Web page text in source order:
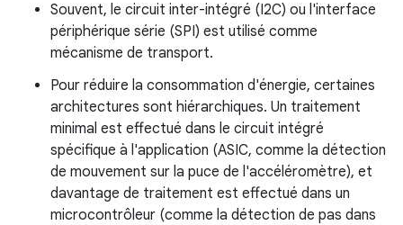
Souvent, le circuit inter-intégré (I2C) ou l'interface
périphérique série (SPI) est utilisé comme
mécanisme de transport.
Pour réduire la consommation d'énergie, certaines
architectures sont hiérarchiques. Un traitement
minimal est effectué dans le circuit intégré
spécifique à l'application (ASIC, comme la détection
de mouvement sur la puce de l'accéléromètre), et
davantage de traitement est effectué dans un
microcontrôleur (comme la détection de pas dans